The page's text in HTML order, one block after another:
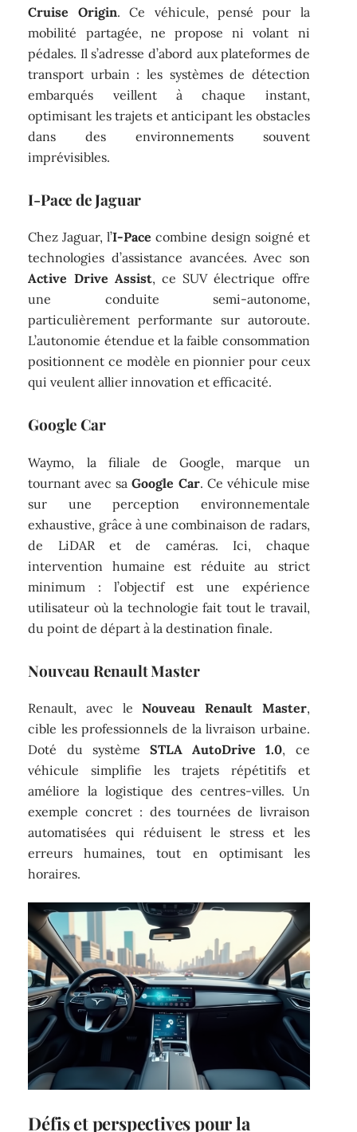
Cruise Origin. Ce véhicule, pensé pour la
mobilité partagée, ne propose ni volant ni
pédales. Il s’adresse d’abord aux plateformes de
transport urbain : les systèmes de détection
embarqués veillent à chaque instant,
optimisant les trajets et anticipant les obstacles
dans des environnements souvent
imprévisibles.
I-Pace de Jaguar
Chez Jaguar, l’I-Pace combine design soigné et
technologies d’assistance avancées. Avec son
Active Drive Assist, ce SUV électrique offre
une conduite semi-autonome,
particulièrement performante sur autoroute.
L’autonomie étendue et la faible consommation
positionnent ce modèle en pionnier pour ceux
qui veulent allier innovation et efficacité.
Google Car
Waymo, la filiale de Google, marque un
tournant avec saGoogle Car. Ce véhicule mise
sur une perception environnementale
exhaustive, grâce à une combinaison de radars,
de LiDAR et de caméras. Ici, chaque
intervention humaine est réduite au strict
minimum : l’objectif est une expérience
utilisateur où la technologie fait tout le travail,
du point de départ à la destination finale.
Nouveau Renault Master
Renault, avec leNouveau Renault Master,
cible les professionnels de la livraison urbaine.
Doté du système STLA AutoDrive 1.0, ce
véhicule simplifie les trajets répétitifs et
améliore la logistique des centres-villes. Un
exemple concret : des tournées de livraison
automatisées qui réduisent le stress et les
erreurs humaines, tout en optimisant les
horaires.
Défis et perspectives pour la